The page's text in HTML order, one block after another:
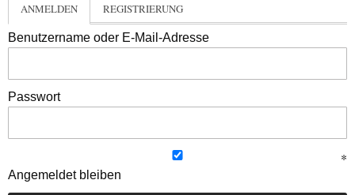
ANMELDEN REGISTRIERUNG
Benutzername oder E-Mail-Adresse
Passwort
Angemeldet bleiben